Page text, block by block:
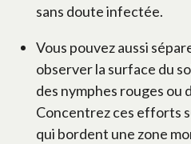
sans doute infectée.
Vous pouvez aussi
observer la surface du
des nymphes rouges ou
Concentrez ces efforts
qui bordent une zone